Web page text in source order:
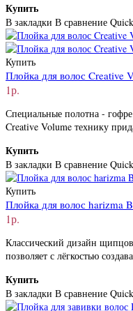
Купить
В закладки В сравнение
Купить
Плойка для волос Creative
1р.
Специальные полотна -
Creative Volume технику
Купить
В закладки В сравнение
Купить
Плойка для волос harizma
1р.
Классический дизайн
позволяет с лёгкостью
Купить
В закладки В сравнение